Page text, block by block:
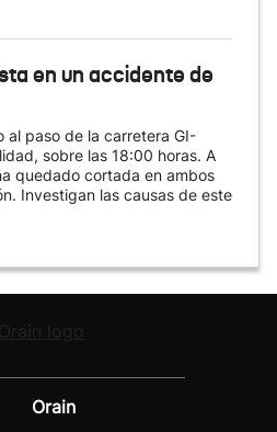
en un accidente de
al paso de la carretera GI-
sobre las 18:00 horas. A
quedado cortada en ambos
Investigan las causas de este
Orain